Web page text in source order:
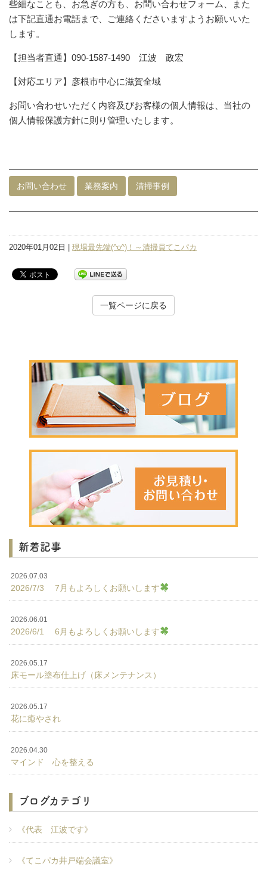
些細なことも、お急ぎの方も、お問い合わせフォーム、また
は下記直通お電話まで、ご連絡くださいますようお願いいた
します。
【担当者直通】090-1587-1490 江波 政宏
【対応エリア】彦根市中心に滋賀全域
お問い合わせいただく内容及びお客様の個人情報は、当社の
個人情報保護方針に則り管理いたします。
お問い合わせ 業務案内 清掃事例
2020年01月02日 | 現場最先端(^o^)！～清掃員てこパカ
一覧ページに戻る
新着記事
2026.07.03
2026/7/3 7月もよろしくお願いします
2026.06.01
2026/6/1 6月もよろしくお願いします
2026.05.17
床モール塗布仕上げ（床メンテナンス）
2026.05.17
花に癒やされ
2026.04.30
マインド 心を整える
ブログカテゴリ
《代表 江波です》
《てこパカ井戸端会議室》